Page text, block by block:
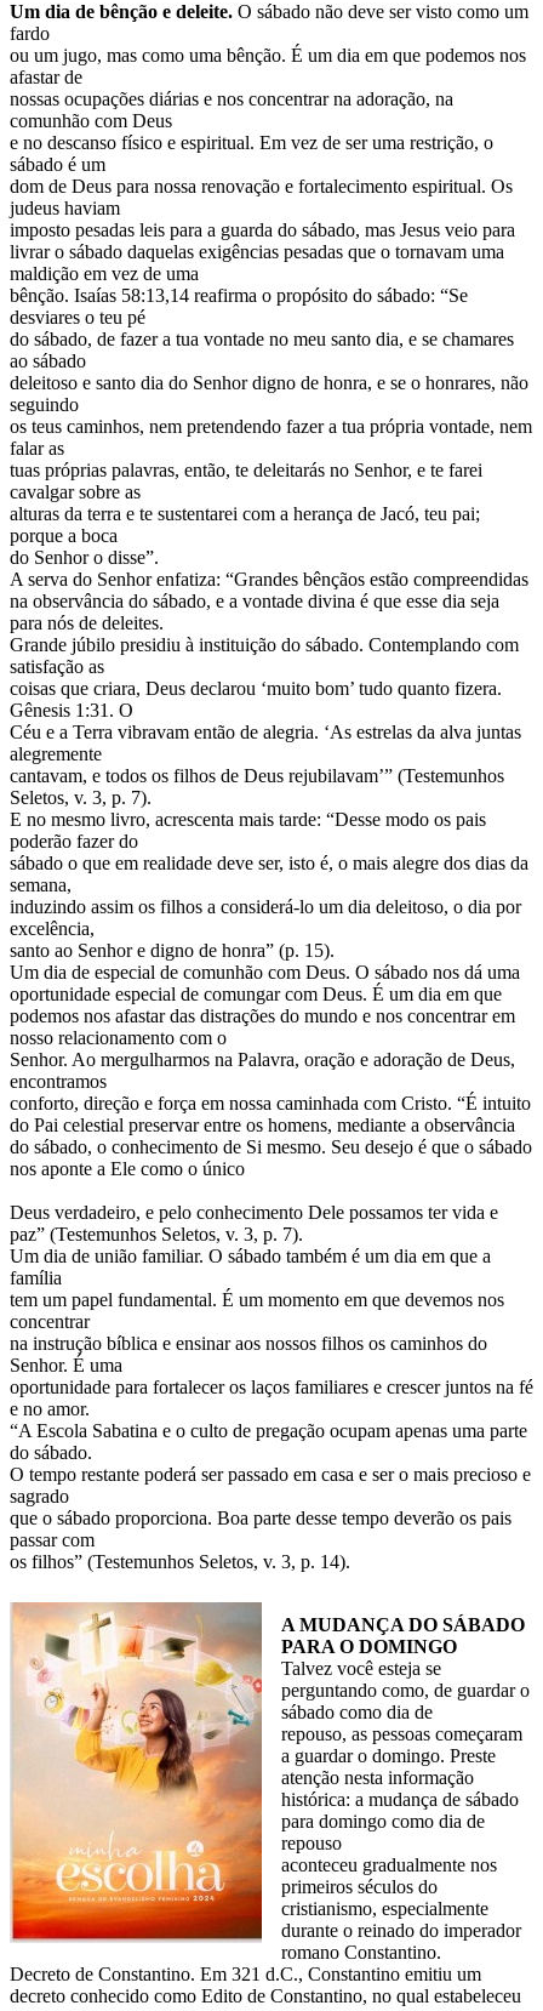
Um dia de bênção e deleite. O sábado não deve ser visto como um
fardo
ou um jugo, mas como uma bênção. É um dia em que podemos nos
afastar de
nossas ocupações diárias e nos concentrar na adoração, na
comunhão com Deus
e no descanso físico e espiritual. Em vez de ser uma restrição, o
sábado é um
dom de Deus para nossa renovação e fortalecimento espiritual. Os
judeus haviam
imposto pesadas leis para a guarda do sábado, mas Jesus veio para
livrar o sábado daquelas exigências pesadas que o tornavam uma
maldição em vez de uma
bênção. Isaías 58:13,14 reafirma o propósito do sábado: “Se
desviares o teu pé
do sábado, de fazer a tua vontade no meu santo dia, e se chamares
ao sábado
deleitoso e santo dia do Senhor digno de honra, e se o honrares, não
seguindo
os teus caminhos, nem pretendendo fazer a tua própria vontade, nem
falar as
tuas próprias palavras, então, te deleitarás no Senhor, e te farei
cavalgar sobre as
alturas da terra e te sustentarei com a herança de Jacó, teu pai;
porque a boca
do Senhor o disse”.
A serva do Senhor enfatiza: “Grandes bênçãos estão compreendidas
na observância do sábado, e a vontade divina é que esse dia seja
para nós de deleites.
Grande júbilo presidiu à instituição do sábado. Contemplando com
satisfação as
coisas que criara, Deus declarou ‘muito bom’ tudo quanto fizera.
Gênesis 1:31. O
Céu e a Terra vibravam então de alegria. ‘As estrelas da alva juntas
alegremente
cantavam, e todos os filhos de Deus rejubilavam’” (Testemunhos
Seletos, v. 3, p. 7).
E no mesmo livro, acrescenta mais tarde: “Desse modo os pais
poderão fazer do
sábado o que em realidade deve ser, isto é, o mais alegre dos dias da
semana,
induzindo assim os filhos a considerá-lo um dia deleitoso, o dia por
excelência,
santo ao Senhor e digno de honra” (p. 15).
Um dia de especial de comunhão com Deus. O sábado nos dá uma
oportunidade especial de comungar com Deus. É um dia em que
podemos nos afastar das distrações do mundo e nos concentrar em
nosso relacionamento com o
Senhor. Ao mergulharmos na Palavra, oração e adoração de Deus,
encontramos
conforto, direção e força em nossa caminhada com Cristo. “É intuito
do Pai celestial preservar entre os homens, mediante a observância
do sábado, o conhecimento de Si mesmo. Seu desejo é que o sábado
nos aponte a Ele como o único
Deus verdadeiro, e pelo conhecimento Dele possamos ter vida e
paz” (Testemunhos Seletos, v. 3, p. 7).
Um dia de união familiar. O sábado também é um dia em que a
família
tem um papel fundamental. É um momento em que devemos nos
concentrar
na instrução bíblica e ensinar aos nossos filhos os caminhos do
Senhor. É uma
oportunidade para fortalecer os laços familiares e crescer juntos na fé
e no amor.
“A Escola Sabatina e o culto de pregação ocupam apenas uma parte
do sábado.
O tempo restante poderá ser passado em casa e ser o mais precioso e
sagrado
que o sábado proporciona. Boa parte desse tempo deverão os pais
passar com
os filhos” (Testemunhos Seletos, v. 3, p. 14).
A MUDANÇA DO SÁBADO
PARA O DOMINGO
Talvez você esteja se
perguntando como, de guardar o
sábado como dia de
repouso, as pessoas começaram
a guardar o domingo. Preste
atenção nesta informação
histórica: a mudança de sábado
para domingo como dia de
repouso
aconteceu gradualmente nos
primeiros séculos do
cristianismo, especialmente
durante o reinado do imperador
romano Constantino.
Decreto de Constantino. Em 321 d.C., Constantino emitiu um
decreto conhecido como Edito de Constantino, no qual estabeleceu